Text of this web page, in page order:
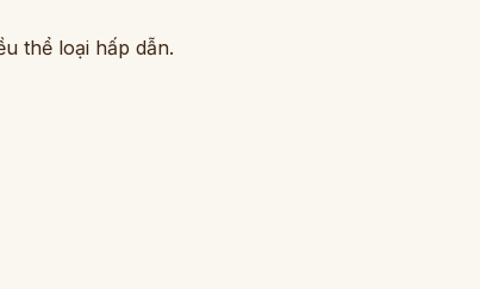
thể loại hấp dẫn.